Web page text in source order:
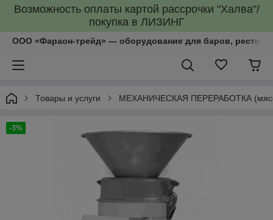
Возможность оплаты картой рассрочки "Халва"/
покупка в ЛИЗИНГ
ООО «Фараон-трейд»‎ — оборудование для баров,
Товары и услуги МЕХАНИЧЕСКАЯ ПЕРЕРАБОТКА
-3%